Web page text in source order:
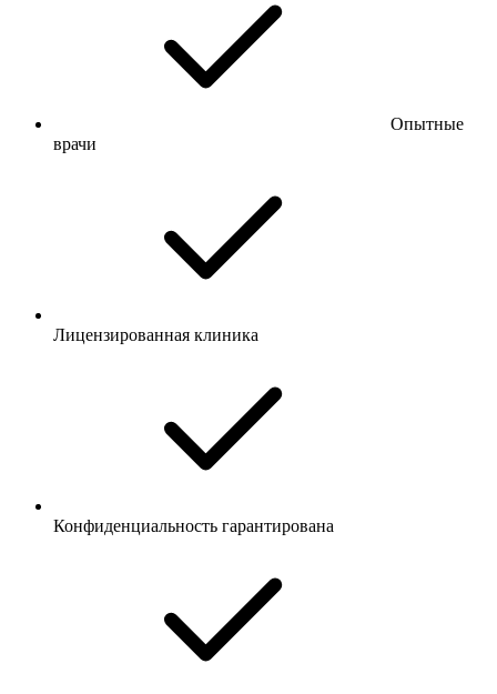
Опытные
врачи
Лицензированная клиника
Конфиденциальность гарантирована